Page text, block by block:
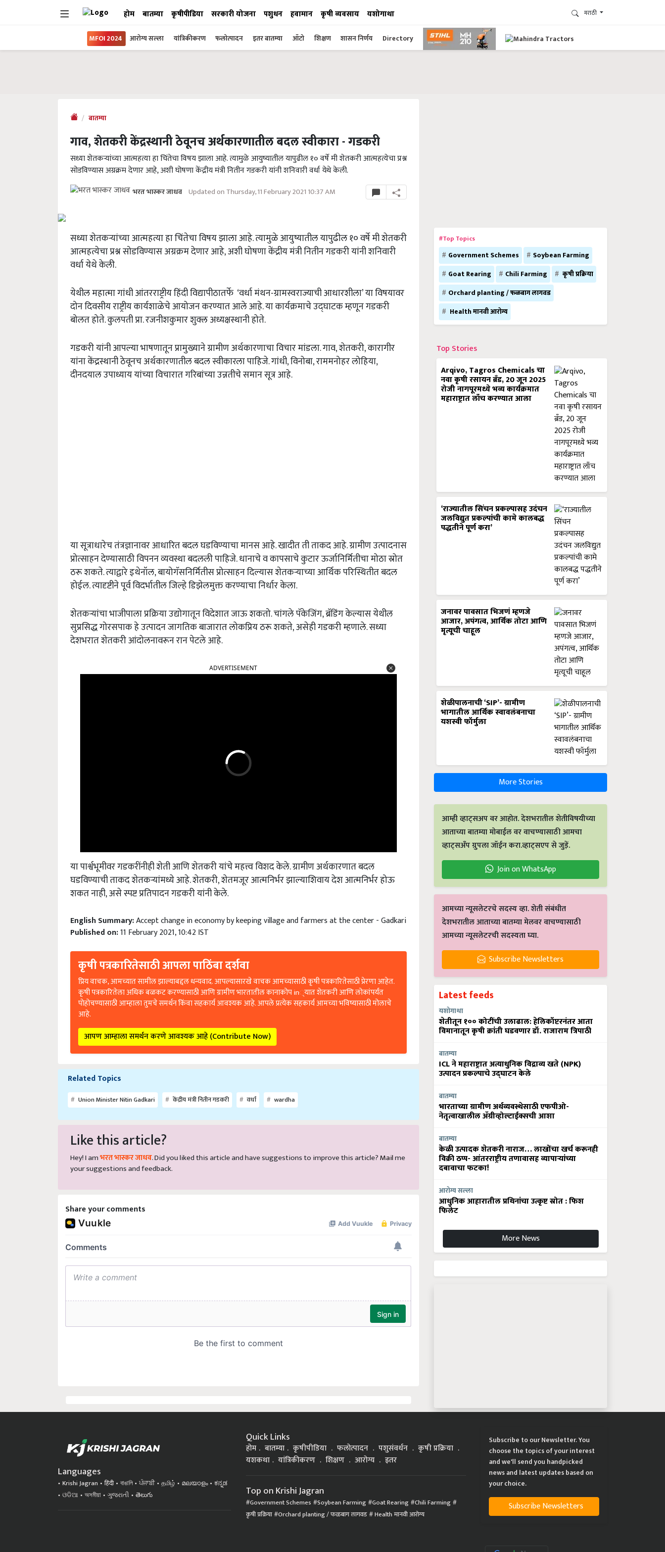
होम बातम्या कृषीपीडिया सरकारी योजना पशुधन हवामान कृषी व्यवसाय यशोगाथा मराठी
MFOI 2024 आरोग्य सल्ला यांत्रिकीकरण फलोत्पादन इतर बातम्या ऑटो शिक्षण शासन निर्णय Directory
बातम्या
गाव, शेतकरी केंद्रस्थानी ठेवूनच अर्थकारणातील बदल स्वीकारा - गडकरी
सध्या शेतकऱ्यांच्या आत्महत्या हा चिंतेचा विषय झाला आहे. त्यामुळे आयुष्यातील यापुढील १० वर्षे मी शेतकरी आत्महत्येचा प्रश्न
सोडविण्यास अग्रक्रम देणार आहे, अशी घोषणा केंद्रीय मंत्री नितीन गडकरी यांनी शनिवारी वर्धा येथे केली.
भरत भास्कर जाधव Updated on Thursday, 11 February 2021 10:37 AM
सध्या शेतकऱ्यांच्या आत्महत्या हा चिंतेचा विषय झाला आहे. त्यामुळे आयुष्यातील यापुढील १० वर्षे मी शेतकरी
आत्महत्येचा प्रश्न सोडविण्यास अग्रक्रम देणार आहे,अशी घोषणा केंद्रीय मंत्री नितीन गडकरी यांनी शनिवारी
वर्धा येथे केली.
येथील महात्मा गांधी आंतरराष्ट्रीय हिंदी विद्यापीठातर्फे ‘वर्धा मंथन-ग्रामस्वराज्याची आधारशीला’ या विषयावर
दोन दिवसीय राष्ट्रीय कार्यशाळेचे आयोजन करण्यात आले आहे. या कार्यक्रमाचे उद्घाटक म्हणून गडकरी
बोलत होते. कुलपती प्रा. रजनीशकुमार शुक्ल अध्यक्षस्थानी होते.
गडकरी यांनी आपल्या भाषणातून प्रामुख्याने ग्रामीण अर्थकारणाचा विचार मांडला. गाव,शेतकरी,कारागीर
यांना केंद्रस्थानी ठेवूनच अर्थकारणातील बदल स्वीकारला पाहिजे. गांधी,विनोबा,राममनोहर लोहिया,
दीनदयाल उपाध्याय यांच्या विचारात गरिबांच्या उन्नतीचे समान सूत्र आहे.
या सूत्राधारेच तंत्रज्ञानावर आधारित बदल घडविण्याचा मानस आहे. खादीत ती ताकद आहे. ग्रामीण उत्पादनास
प्रोत्साहन देण्यासाठी विपनन व्यवस्था बदलली पाहिजे. धानाचे व कापसाचे कुटार ऊर्जानिर्मितीचा मोठा स्रोत
ठरू शकते. त्याद्वारे इथेनॉल,बायोगॅसनिर्मितीस प्रोत्साहन दिल्यास शेतकऱ्याच्या आर्थिक परिस्थितीत बदल
होईल. त्यादृष्टीने पूर्व विदर्भातील जिल्हे डिझेलमुक्त करण्याचा निर्धार केला.
शेतकऱ्यांचा भाजीपाला प्रक्रिया उद्योगातून विदेशात जाऊ शकतो. चांगले पॅकेजिंग,ब्रॅडिंग केल्यास येथील
सुप्रसिद्ध गोरसपाक हे उत्पादन जागतिक बाजारात लोकप्रिय ठरू शकते,असेही गडकरी म्हणाले. सध्या
देशभरात शेतकरी आंदोलनावरून रान पेटले आहे.
ADVERTISEMENT
या पार्श्वभूमीवर गडकरींनीही शेती आणि शेतकरी यांचे महत्त्व विशद केले. ग्रामीण अर्थकारणात बदल
घडविण्याची ताकद शेतकऱ्यांमध्ये आहे. शेतकरी,शेतमजूर आत्मनिर्भर झाल्याशिवाय देश आत्मनिर्भर होऊ
शकत नाही,असे स्पष्ट प्रतिपादन गडकरी यांनी केले.
English Summary:Accept change in economy by keeping village and farmers at the center - Gadkari
Published on:11 February 2021, 10:42 IST
कृषी पत्रकारितेसाठी आपला पाठिंबा दर्शवा
प्रिय वाचक, आमच्यात सामील झाल्याबद्दल धन्यवाद. आपल्यासारखे वाचक आमच्यासाठी कृषी पत्रकारितेसाठी प्रेरणा आहेत.
कृषी पत्रकारितेला अधिक बळकट करण्यासाठी आणि ग्रामीण भारतातील कानाकोप in्यात शेतकरी आणि लोकांपर्यंत
पोहोचण्यासाठी आम्हाला तुमचे समर्थन किंवा सहकार्य आवश्यक आहे. आपले प्रत्येक सहकार्य आमच्या भविष्यासाठी मोलाचे
आहे.
आपण आम्हाला समर्थन करणे आवश्यक आहे (Contribute Now)
Related Topics
Union Minister Nitin Gadkari केंद्रीय मंत्री नितीन गडकरी वर्धा wardha
Like this article?
Hey! I amभरत भास्कर जाधव. Did you liked this article and have suggestions to improve this article?Mailme
your suggestions and feedback.
Share your comments
#Top Topics
Government Schemes
Soybean Farming
Goat Rearing
Chili Farming
कृषी प्रक्रिया
Orchard planting / फळबाग लागवड
Health मानवी आरोग्य
Top Stories
Arqivo, Tagros Chemicals चा
नवा कृषी रसायन ब्रँड, 20 जून 2025
रोजी नागपूरमध्ये भव्य कार्यक्रमात
महाराष्ट्रात लाँच करण्यात आला
‘राज्यातील सिंचन प्रकल्पासह उदंचन
जलविद्युत प्रकल्पांची कामे कालबद्ध
पद्धतीने पूर्ण करा’
जनावर पावसात भिजणं म्हणजे
आजार, अपंगत्व, आर्थिक तोटा आणि
मृत्यूची चाहूल
शेळीपालनाची ‘SIP’- ग्रामीण
भागातील आर्थिक स्वावलंबनाचा
यशस्वी फॉर्मुला
More Stories
आम्ही व्हाट्सअप वर आहोत. देशभरातील शेतीविषयीच्या
आताच्या बातम्या मोबाईल वर वाचण्यासाठी आमचा
व्हाट्सअँप ग्रुपला जॉईन करा.व्हाट्सएप से जुड़ें.
Join on WhatsApp
आमच्या न्यूसलेटरचे सदस्य व्हा. शेती संबंधीत
देशभरातील आताच्या बातम्या मेलवर वाचण्यासाठी
आमच्या न्यूसलेटरची सदस्यता घ्या.
Subscribe Newsletters
Latest feeds
यशोगाथा
शेतीतून १०० कोटींची उलाढाल: हेलिकॉप्टरनंतर आता
विमानातून कृषी क्रांती घडवणार डॉ. राजाराम त्रिपाठी
बातम्या
ICL ने महाराष्ट्रात अत्याधुनिक विद्राव्य खते (NPK)
उत्पादन प्रकल्पाचे उद्घाटन केले
बातम्या
भारताच्या ग्रामीण अर्थव्यवस्थेसाठी एफपीओ-
नेतृत्वाखालील अ‍ॅग्रीव्होल्टाईक्सची आशा
बातम्या
केळी उत्पादक शेतकरी नाराज… लाखोंचा खर्च करूनही
विक्री ठप्प- आंतरराष्ट्रीय तणावासह व्यापाऱ्यांच्या
दबावाचा फटका!
आरोग्य सल्ला
आधुनिक आहारातील प्रथिनांचा उत्कृष्ट स्रोत : फिश
फिलेट
More News
Languages
Krishi Jagran हिंदी বাঙালি ਪੰਜਾਬੀ தமிழ் മലയാളം
ಕನ್ನಡ
ଓଡିଆ
অসমীয়া ગુજરાતી తెలుగు
Quick Links
होम बातम्या कृषीपीडिया फलोत्पादन पशुसंवर्धन
कृषी प्रक्रिया
यशकथा
यांत्रिकीकरण शिक्षण आरोग्य इतर
Top on Krishi Jagran
Government Schemes Soybean Farming Goat Rearing Chili Farming
कृषी प्रक्रिया Orchard planting / फळबाग लागवड Health मानवी आरोग्य
Subscribe to our Newsletter. You
choose the topics of your interest
and we'll send you handpicked
news and latest updates based on
your choice.
Subscribe Newsletters